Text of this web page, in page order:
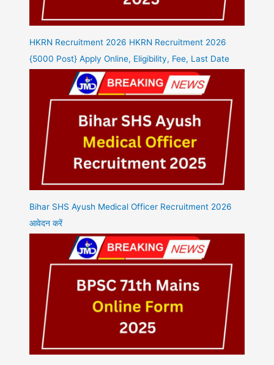
HKRN Recruitment 2026 HKRN Recruitment 2026
{5000 Post} Apply Online, Eligibility, Fee, Last Date
Bihar SHS Ayush Medical Officer Recruitment 2026
आवेदन करें